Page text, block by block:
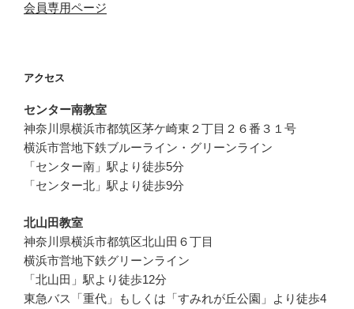
会員専用ページ
アクセス
センター南教室
神奈川県横浜市都筑区茅ケ崎東２丁目２６番３１号
横浜市営地下鉄ブルーライン・グリーンライン
「センター南」駅より徒歩5分
「センター北」駅より徒歩9分
北山田教室
神奈川県横浜市都筑区北山田６丁目
横浜市営地下鉄グリーンライン
「北山田」駅より徒歩12分
東急バス「重代」もしくは「すみれが丘公園」より徒歩4